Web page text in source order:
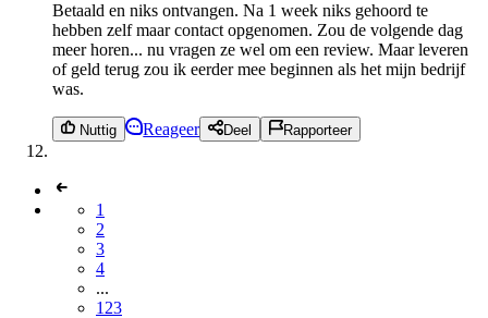
Betaald en niks ontvangen. Na 1 week niks gehoord te
hebben zelf maar contact opgenomen. Zou de volgende dag
meer horen... nu vragen ze wel om een review. Maar leveren
of geld terug zou ik eerder mee beginnen als het mijn bedrijf
was.
Nuttig Reageer Deel Rapporteer
1
2
3
4
...
123